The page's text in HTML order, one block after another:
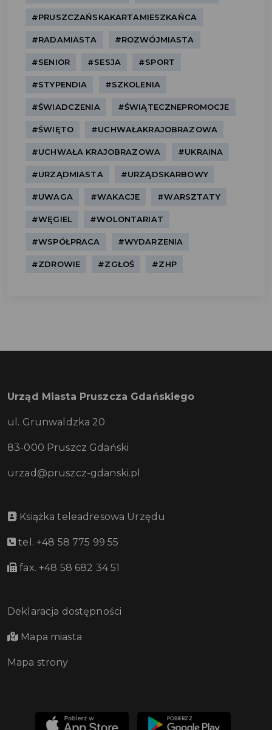
#PRUSZCZAŃSKAKARTAMIESZKAŃCA
#RADAMIASTA #ROZWÓJMIASTA
#SENIOR #SESJA #SPORT
#STYPENDIA #SZKOLENIA
#ŚWIADCZENIA #ŚWIĄTECZNEPROMOCJE
#ŚWIĘTO #UCHWAŁAKRAJOBRAZOWA
#UCHWAŁA KRAJOBRAZOWA #UKRAINA
#URZĄDMIASTA #URZĄDSKARBOWY
#UWAGA #WAKACJE #WARSZTATY
#WĘGIEL #WOLONTARIAT
#WSPÓŁPRACA #WYDARZENIA
#ZDROWIE #ZGŁOŚ #ZHP
Urząd Miasta Pruszcza Gdańskiego
ul. Grunwaldzka 20
83-000 Pruszcz Gdański
urzad@pruszcz-gdanski.pl
Książka teleadresowa Urzędu
tel. +48 58 775 99 55
fax. +48 58 682 34 51
Deklaracja dostępności
Mapa miasta
Mapa strony